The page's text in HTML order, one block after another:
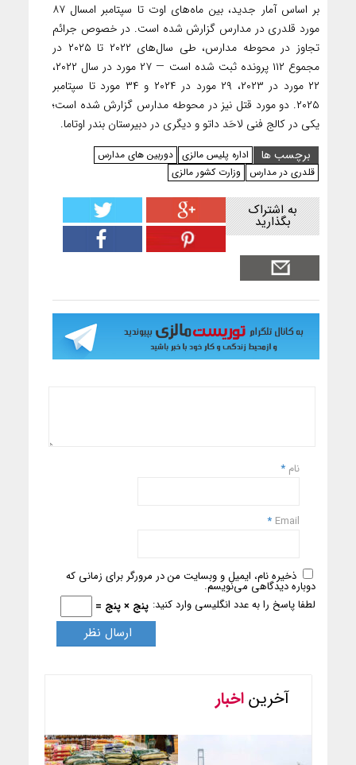
بر اساس آمار جدید، بین ماه‌های اوت تا سپتامبر امسال ۸۷
مورد قلدری در مدارس گزارش شده است. در خصوص جرائم
تجاوز در محوطه مدارس، طی سال‌های ۲۰۲۲ تا ۲۰۲۵ در
مجموع ۱۱۲ پرونده ثبت شده است — ۲۷ مورد در سال ۲۰۲۲،
۲۲ مورد در ۲۰۲۳، ۲۹ مورد در ۲۰۲۴ و ۳۴ مورد تا سپتامبر
۲۰۲۵. دو مورد قتل نیز در محوطه مدارس گزارش شده است؛
یکی در کالج فنی لاحَد داتو و دیگری در دبیرستان بندر اوتاما.
برچسب ها
اداره پلیس مالزی دوربین های مدارس
قلدری در مدارس
وزارت کشور مالزی
به اشتراک
بگذارید
نام *
Email
*
ذخیره نام، ایمیل و وبسایت من در مرورگر برای زمانی که
دوباره دیدگاهی می‌نویسم.
لطفا پاسخ را به عدد انگلیسی وارد کنید: پنج × پنج =
آخریناخبار